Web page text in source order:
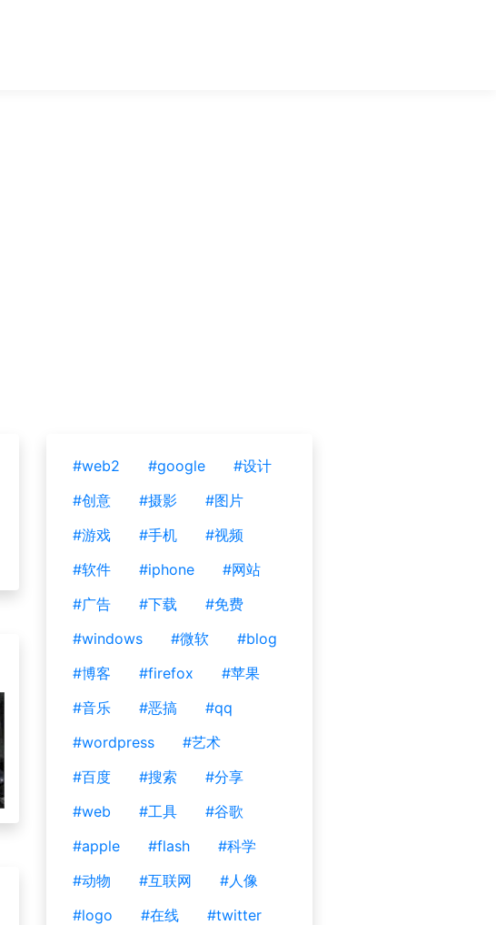
#web2 #google
#设计
#创意
#摄影
#图片
#游戏
#手机
#视频
#软件
#iphone
#网站
#广告
#下载
#免费
#windows
#微软
#blog
#博客
#firefox
#苹果
#音乐
#恶搞
#qq
#wordpress
#艺术
#百度
#搜索
#分享
#web
#工具
#谷歌
#apple
#flash
#科学
#动物
#互联网
#人像
#logo
#在线
#twitter